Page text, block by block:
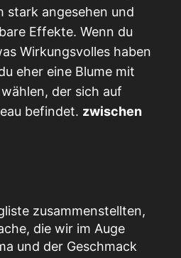
stark angesehen und
Effekte. Wenn du
Wirkungsvolles haben
eher eine Blume mit
der sich auf
befindet. zwischen
zusammenstellten,
die wir im Auge
und der Geschmack